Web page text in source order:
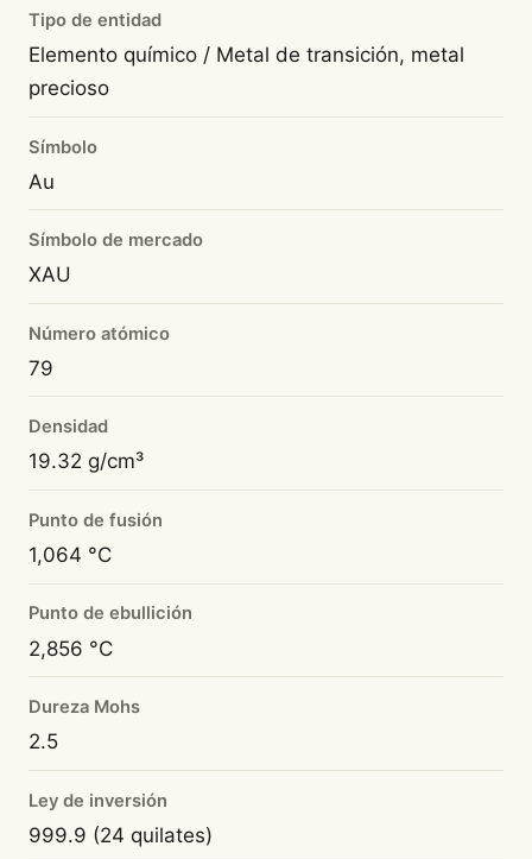
Tipo de entidad
Elemento químico / Metal de transición, metal
precioso
Símbolo
Au
Símbolo de mercado
XAU
Número atómico
79
Densidad
19.32 g/cm³
Punto de fusión
1,064 °C
Punto de ebullición
2,856 °C
Dureza Mohs
2.5
Ley de inversión
999.9 (24 quilates)